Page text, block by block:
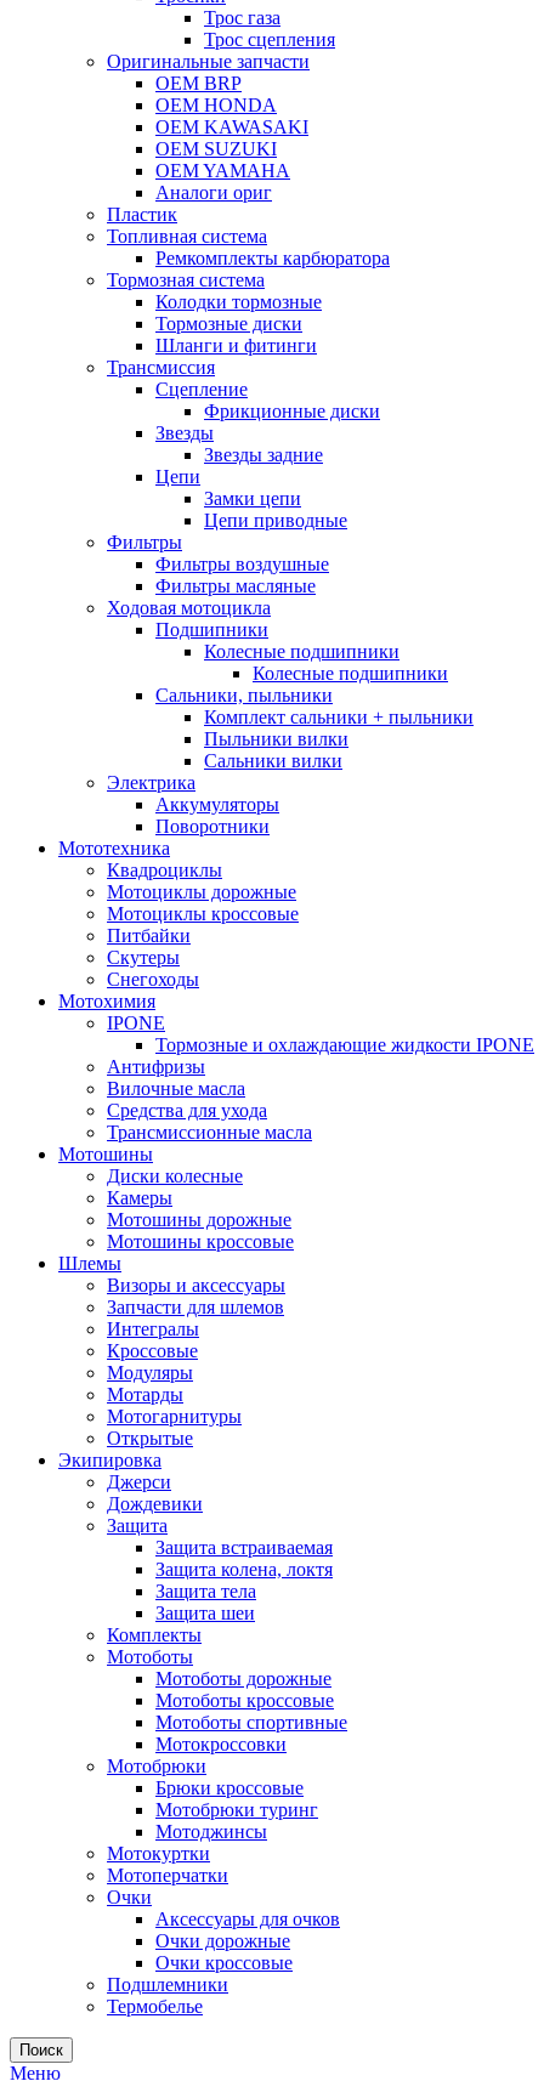
Трос газа
Трос сцепления
Оригинальные запчасти
OEM BRP
OEM HONDA
OEM KAWASAKI
OEM SUZUKI
OEM YAMAHA
Аналоги ориг
Пластик
Топливная система
Ремкомплекты карбюратора
Тормозная система
Колодки тормозные
Тормозные диски
Шланги и фитинги
Трансмиссия
Cцепление
Фрикционные диски
Звезды
Звезды задние
Цепи
Замки цепи
Цепи приводные
Фильтры
Фильтры воздушные
Фильтры масляные
Ходовая мотоцикла
Подшипники
Колесные подшипники
Колесные подшипники
Сальники, пыльники
Комплект сальники + пыльники
Пыльники вилки
Сальники вилки
Электрика
Аккумуляторы
Поворотники
Мототехника
Квадроциклы
Мотоциклы дорожные
Мотоциклы кроссовые
Питбайки
Скутеры
Снегоходы
Мотохимия
IPONE
Тормозные и охлаждающие жидкости IPONE
Антифризы
Вилочные масла
Средства для ухода
Трансмиссионные масла
Мотошины
Диски колесные
Камеры
Мотошины дорожные
Мотошины кроссовые
Шлемы
Визоры и аксессуары
Запчасти для шлемов
Интегралы
Кроссовые
Модуляры
Мотарды
Мотогарнитуры
Открытые
Экипировка
Джерси
Дождевики
Защита
Защита встраиваемая
Защита колена, локтя
Защита тела
Защита шеи
Комплекты
Мотоботы
Мотоботы дорожные
Мотоботы кроссовые
Мотоботы спортивные
Мотокроссовки
Мотобрюки
Брюки кроссовые
Мотобрюки туринг
Мотоджинсы
Мотокуртки
Мотоперчатки
Очки
Аксессуары для очков
Очки дорожные
Очки кроссовые
Подшлемники
Термобелье
Поиск
Меню